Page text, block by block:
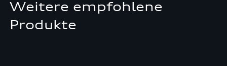
Weitere empfohlene
Produkte